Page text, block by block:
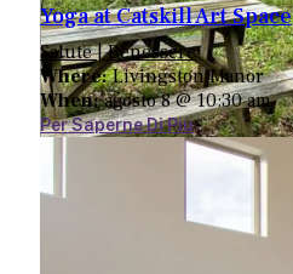
Yoga at Catskill Art Space
Salute | Benessere
Where:Livingston Manor
When:agosto 8 @ 10:30 am
Per Saperne Di Più